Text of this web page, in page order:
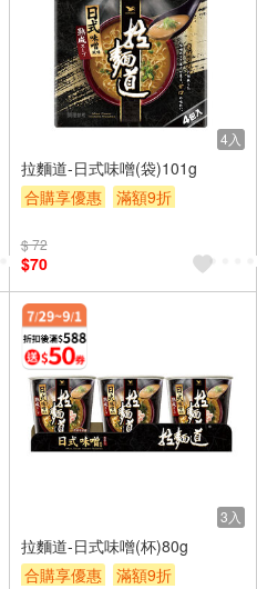
4入
拉麵道-日式味噌(袋)101g
合購享優惠
滿額9折
$ 72
$70
3入
拉麵道-日式味噌(杯)80g
合購享優惠
滿額9折